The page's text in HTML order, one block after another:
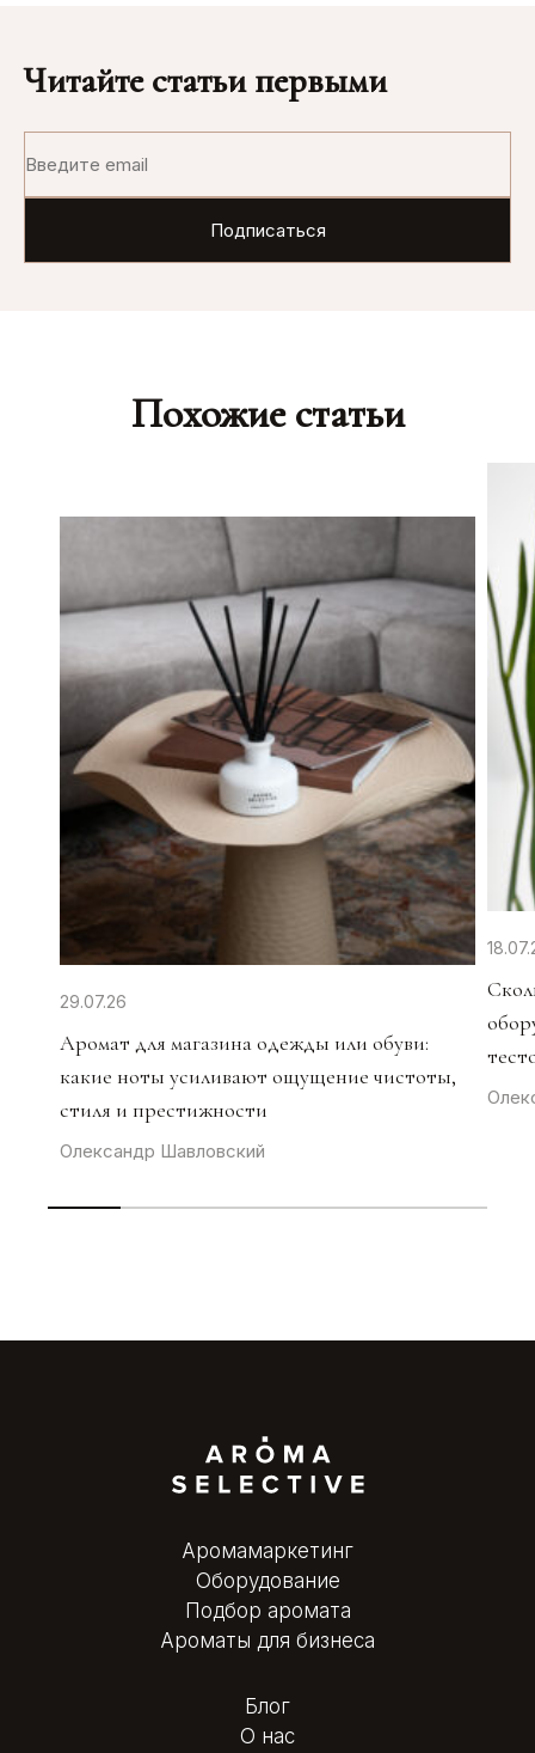
Читайте статьи первыми
Похожие статьи
29.07.26
Аромат для магазина одежды или обуви:
какие ноты усиливают ощущение чистоты,
стиля и престижности
Олександр Шавловский
Аромамаркетинг
Оборудование
Подбор аромата
Ароматы для бизнеса
Блог
О нас